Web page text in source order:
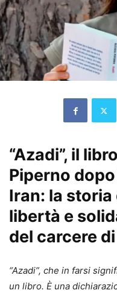
“Azadi”, il
Piperno
Iran: la
libertà e
del carcere
“Azadi”, che in farsi
un libro. È una